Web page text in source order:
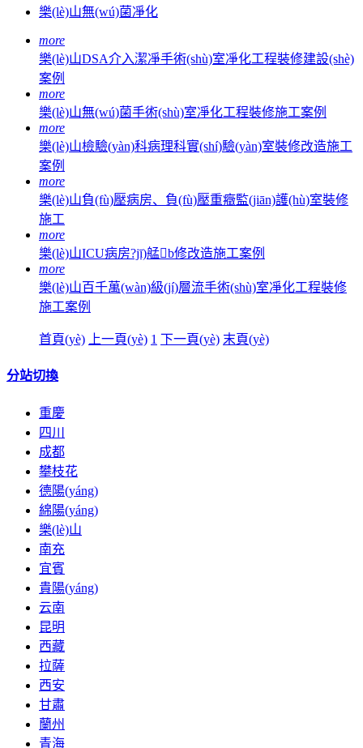
樂(lè)山無(wú)菌凈化
more
樂(lè)山DSA介入潔凈手術(shù)室凈化工程裝修建設(shè)
案例
more
樂(lè)山無(wú)菌手術(shù)室凈化工程裝修施工案例
more
樂(lè)山檢驗(yàn)科病理科實(shí)驗(yàn)室裝修改造施工
案例
more
樂(lè)山負(fù)壓病房、負(fù)壓重癥監(jiān)護(hù)室裝修
施工
more
樂(lè)山ICU病房?jī)艋b修改造施工案例
more
樂(lè)山百千萬(wàn)級(jí)層流手術(shù)室凈化工程裝修
施工案例
首頁(yè) 上一頁(yè) 1 下一頁(yè) 末頁(yè)
分站切換
重慶
四川
成都
攀枝花
德陽(yáng)
綿陽(yáng)
樂(lè)山
南充
宜賓
貴陽(yáng)
云南
昆明
西藏
拉薩
西安
甘肅
蘭州
青海